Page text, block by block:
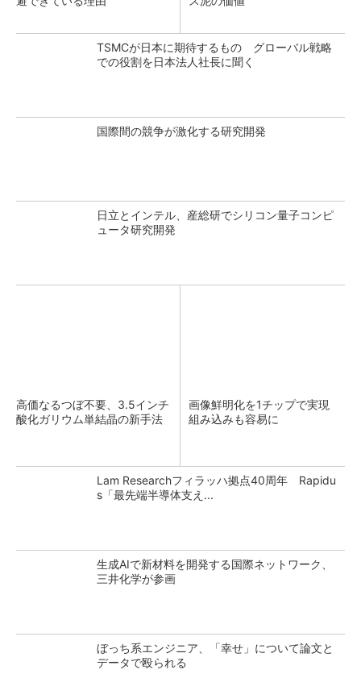
TSMCが日本に期待するもの グローバル戦略
での役割を日本法人社長に聞く
国際間の競争が激化する研究開発
日立とインテル、産総研でシリコン量子コンピ
ュータ研究開発
高価なるつぼ不要、3.5インチ
酸化ガリウム単結晶の新手法
画像鮮明化を1チップで実現
組み込みも容易に
Lam Researchフィラッハ拠点40周年 Rapidu
s「最先端半導体支え...
生成AIで新材料を開発する国際ネットワーク、
三井化学が参画
ぼっち系エンジニア、「幸せ」について論文と
データで殴られる